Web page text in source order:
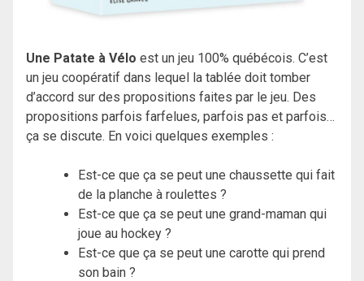
Une Patate à Vélo est un jeu 100% québécois. C’est
un jeu coopératif dans lequel la tablée doit tomber
d’accord sur des propositions faites par le jeu. Des
propositions parfois farfelues, parfois pas et parfois…
ça se discute. En voici quelques exemples :
Est-ce que ça se peut une chaussette qui fait
de la planche à roulettes ?
Est-ce que ça se peut une grand-maman qui
joue au hockey ?
Est-ce que ça se peut une carotte qui prend
son bain ?